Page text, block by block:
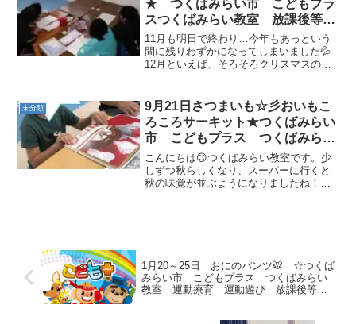
★ つくばみらい市 こどもプラ
スつくばみらい教室 放課後等デ
イサービス 受給者証 運動療
育 運動遊び
11月も明日で終わり…今年もあっという
間に残りわずかになってしまいました💦
12月といえば、そろそろクリスマスのこ
今週からクリスマスに向けて制作を始め
ています！と...
未分類
9月21日さつまいも☆彡おいもこ
ろころサーキット★つくばみらい
市 こどもプラス つくばみらい
教室 運動療育 運動遊び 放課
後等デイサービス 児童発達支
援 受給者証
こんにちは😊つくばみらい教室です。少
しずつ秋らしくなり、スーパーに行くと
秋の味覚が並ぶようになりましたね！み
1月20～25日 おにのパンツ🐯 ☆つくば
みらい市 こどもプラス つくばみらい
教室 運動療育 運動遊び 放課後等デ